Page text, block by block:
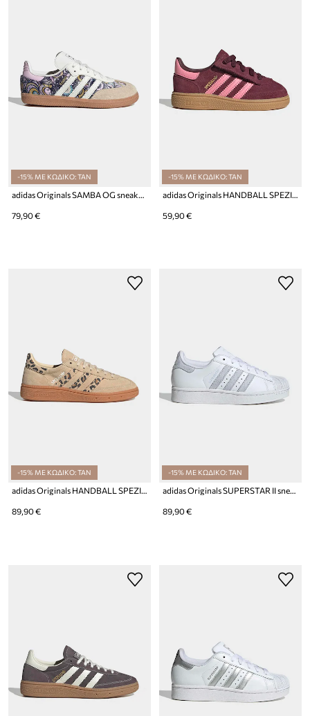
-15% ΜΕ ΚΩΔΙΚΟ: TAN
adidas Originals SAMBA OG sneakers παιδικά
79,90 €
-15% ΜΕ ΚΩΔΙΚΟ: TAN
adidas Originals HANDBALL SPEZIAL sneakers παιδικά σουέτ
59,90 €
-15% ΜΕ ΚΩΔΙΚΟ: TAN
adidas Originals HANDBALL SPEZIAL sneakers παιδικά σουέτ
89,90 €
-15% ΜΕ ΚΩΔΙΚΟ: TAN
adidas Originals SUPERSTAR II sneakers παιδικά δερμάτινα
89,90 €